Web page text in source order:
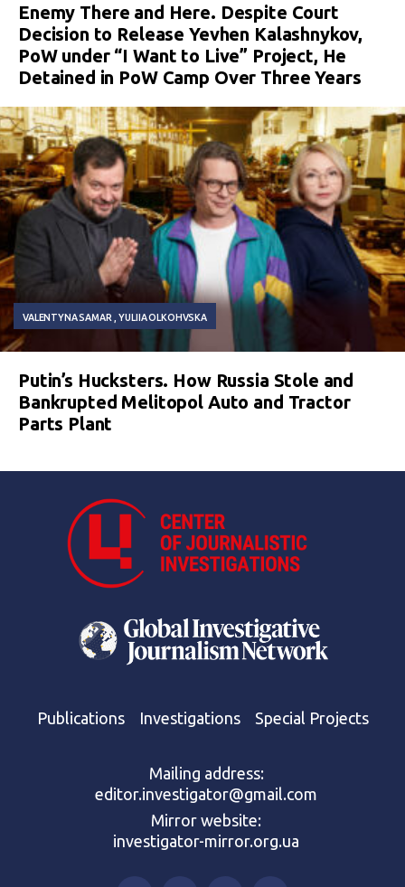
Enemy There and Here. Despite Court
Decision to Release Yevhen Kalashnykov,
PoW under “I Want to Live” Project, He
Detained in PoW Camp Over Three Years
VALENTYNA SAMAR YULIIA OLKOHVSKA
Putin’s Hucksters. How Russia Stole and
Bankrupted Melitopol Auto and Tractor
Parts Plant
Publications Investigations Special Projects
Mailing address:
editor.investigator@gmail.com
Mirror website:
investigator-mirror.org.ua